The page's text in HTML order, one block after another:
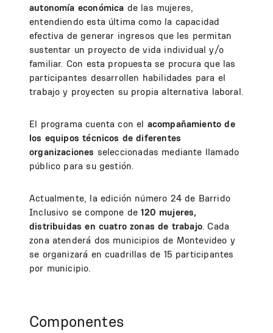
autonomía económica de las mujeres,
entendiendo esta última como la capacidad
efectiva de generar ingresos que les permitan
sustentar un proyecto de vida individual y/o
familiar. Con esta propuesta se procura que las
participantes desarrollen habilidades para el
trabajo y proyecten su propia alternativa laboral.
El programa cuenta con el acompañamiento de
los equipos técnicos de diferentes
organizaciones seleccionadas mediante llamado
público para su gestión.
Actualmente, la edición número 24 de Barrido
Inclusivo se compone de120 mujeres,
distribuidas en cuatro zonas de trabajo. Cada
zona atenderá dos municipios de Montevideo y
se organizará en cuadrillas de 15 participantes
por municipio.
Componentes